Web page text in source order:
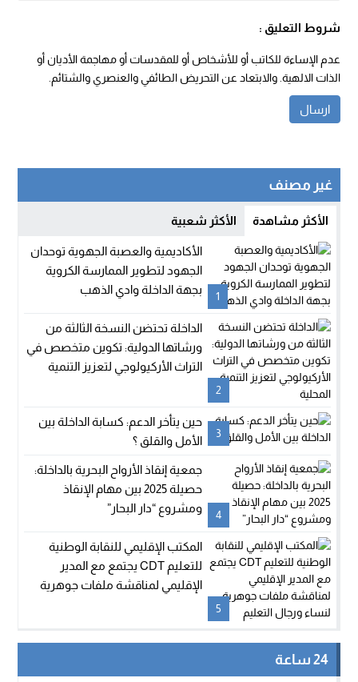
شروط التعليق :
عدم الإساءة للكاتب أو للأشخاص أو للمقدسات أو مهاجمة الأديان أو
الذات الالهية. والابتعاد عن التحريض الطائفي والعنصري والشتائم.
غير مصنف
الأكثر مشاهدة الأكثر شعبية
1
الأكاديمية والعصبة الجهوية توحدان
الجهود لتطوير الممارسة الكروية
بجهة الداخلة وادي الذهب
2
الداخلة تحتضن النسخة الثالثة من
ورشاتها الدولية: تكوين متخصص في
التراث الأركيولوجي لتعزيز التنمية
3
حين يتأخر الدعم: كسابة الداخلة بين
الأمل والقلق ؟
4
جمعية إنقاذ الأرواح البحرية بالداخلة:
حصيلة 2025 بين مهام الإنقاذ
ومشروع “دار البحار”
5
المكتب الإقليمي للنقابة الوطنية
للتعليم CDT يجتمع مع المدير
الإقليمي لمناقشة ملفات جوهرية
24 ساعة